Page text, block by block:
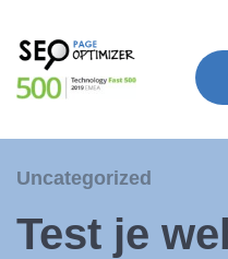
Uncategorized
Test je